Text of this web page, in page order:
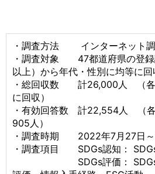
・調査方法 インターネット
・調査対象 47都道府県の登録
以上）から年代・性別に均等に回
・総回収数 計26,000人 （各
に回収）
・有効回答数 計22,554人 （各
905人）
・調査時期 2022年7月27日～
・調査項目 SDGs認知：
SDGs評価： SDGs取